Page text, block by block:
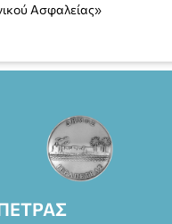
Ασφαλείας»